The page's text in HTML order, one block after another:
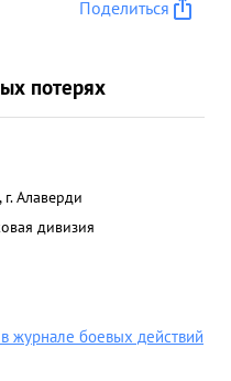
Поделиться
потерях
Алаверди
дивизия
журнале боевых действий